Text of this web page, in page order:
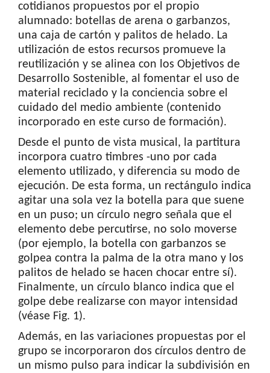
cotidianos propuestos por el propio
alumnado: botellas de arena o garbanzos,
una caja de cartón y palitos de helado. La
utilización de estos recursos promueve la
reutilización y se alinea con los Objetivos de
Desarrollo Sostenible, al fomentar el uso de
material reciclado y la conciencia sobre el
cuidado del medio ambiente (contenido
incorporado en este curso de formación).
Desde el punto de vista musical, la partitura
incorpora cuatro timbres -uno por cada
elemento utilizado, y diferencia su modo de
ejecución. De esta forma, un rectángulo indica
agitar una sola vez la botella para que suene
en un puso; un círculo negro señala que el
elemento debe percutirse, no solo moverse
(por ejemplo, la botella con garbanzos se
golpea contra la palma de la otra mano y los
palitos de helado se hacen chocar entre sí).
Finalmente, un círculo blanco indica que el
golpe debe realizarse con mayor intensidad
(véase Fig. 1).
Además, en las variaciones propuestas por el
grupo se incorporaron dos círculos dentro de
un mismo pulso para indicar la subdivisión en